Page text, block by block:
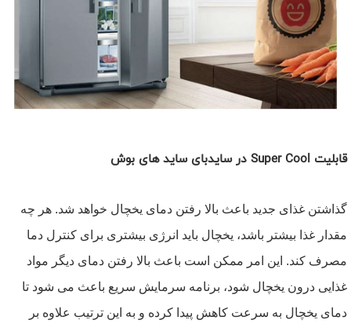
قابلیت Super Cool در سایدبای ساید های بوش
گذاشتن غذای جدید باعث بالا رفتن دمای یخچال خواهد شد. هر چه
مقدار غذا بیشتر باشد، یخچال باید انرژی بیشتری برای کنترل دما
مصرف کند. این امر ممکن است باعث بالا رفتن دمای دیگر مواد
غذایی درون یخچال شود، برنامه سرمایش سریع باعث می شود تا
دمای یخچال به سرعت کاهش پیدا کرده و به این ترتیب علاوه بر